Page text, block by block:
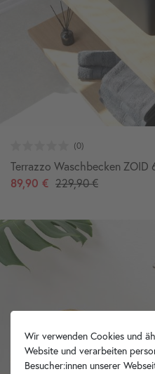
Terrazzo Waschbecken ZOID
89,90 € 229,90 €
Wir verwenden Cookies und
Website und verarbeiten
Besucher:innen unserer